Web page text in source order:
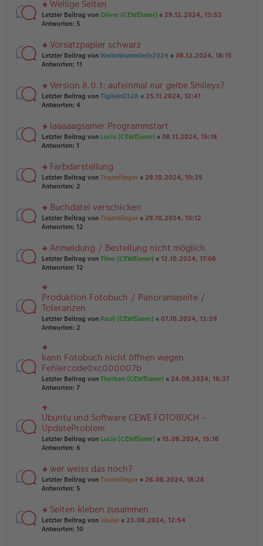
tr
a
g
e
n
er
tr
a
g
n
g
el
e
n
er
tr
a
g
rs
te
n
g
el
e
n
er
tr
a
g
Wellige Seiten
Letzter Beitrag von Oliver (CEWEianer) « 29.12.2024, 13:53
Antworten: 5
rs
te
n
g
el
e
n
er
tr
a
g
Vorsatzpapier schwarz
Letzter Beitrag von Weltenbummlerin2024 « 08.12.2024, 18:15
Antworten: 11
rs
te
n
g
el
e
n
er
tr
a
g
Version 8.0.1: aufeinmal nur gelbe Smileys?
Letzter Beitrag von Tigilein0328 « 25.11.2024, 12:41
Antworten: 4
rs
te
n
g
el
e
n
er
tr
a
g
laaaaagsamer Programmstart
Letzter Beitrag von Lucia (CEWEianer) « 08.11.2024, 15:18
Antworten: 1
rs
te
n
g
el
e
n
er
tr
a
g
Farbdarstellung
Letzter Beitrag von Traumfänger « 29.10.2024, 10:39
Antworten: 2
rs
te
n
g
el
e
n
er
B
ei
tr
g
Buchdatei verschicken
Letzter Beitrag von Traumfänger « 29.10.2024, 10:12
Antworten: 12
rs
te
u
n
g
el
es
e
er
B
ei
tr
a
g
Anmeldung / Bestellung nicht möglich
Letzter Beitrag von Timo (CEWEianer) « 12.10.2024, 17:06
Antworten: 12
rs
te
r
u
n
el
es
e
n
er
tr
a
g
Produktion Fotobuch / Panoramaseite /
Toleranzen
Letzter Beitrag von Pauli (CEWEianer) « 07.10.2024, 13:59
Antworten: 2
rs
te
r
u
n
el
es
e
n
er
tr
a
g
kann Fotobuch nicht öffnen wegen
Fehlercode0xc000007b
Letzter Beitrag von Thorben (CEWEianer) « 24.09.2024, 16:37
Antworten: 7
rs
te
r
u
n
el
es
e
B
ei
tr
Ubuntu und Software CEWE FOTOBUCH -
UpdateProblem
Letzter Beitrag von Lucia (CEWEianer) « 15.09.2024, 15:16
Antworten: 6
rs
te
n
g
el
wer weiss das noch?
Letzter Beitrag von Traumfänger « 26.08.2024, 18:28
Antworten: 5
rs
te
Seiten kleben zusammen
Letzter Beitrag von okular « 23.08.2024, 12:54
Antworten: 10